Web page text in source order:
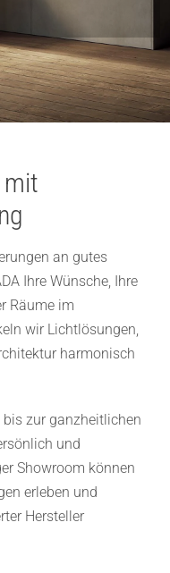
mit
an gutes
Ihre Wünsche, Ihre
Räume im
wir Lichtlösungen,
harmonisch
zur ganzheitlichen
und
Showroom können
erleben und
Hersteller